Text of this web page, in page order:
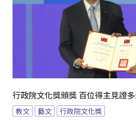
行政院文化獎頒獎 百位得主見證
教文 藝文 行政院文化獎